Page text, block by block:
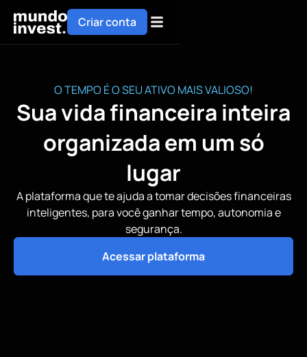
Criar conta
O TEMPO É O SEU ATIVO MAIS VALIOSO!
Sua vida financeira inteira
organizada em um só
lugar
A plataforma que te ajuda a tomar decisões financeiras
inteligentes, para você ganhar tempo, autonomia e
segurança.
Acessar plataforma